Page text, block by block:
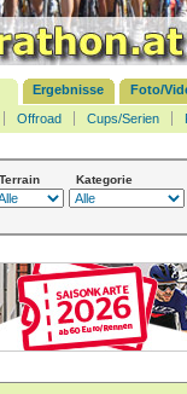
Ergebnisse Foto/
Offroad Cups/Serien
Terrain Kategorie